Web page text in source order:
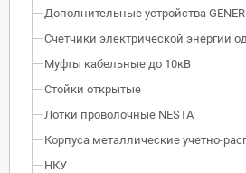
Дополнительные устройства
Счетчики электрической энергии
Муфты кабельные до 10кВ
Стойки открытые
Лотки проволочные NESTA
Корпуса металлические учетно-
НКУ